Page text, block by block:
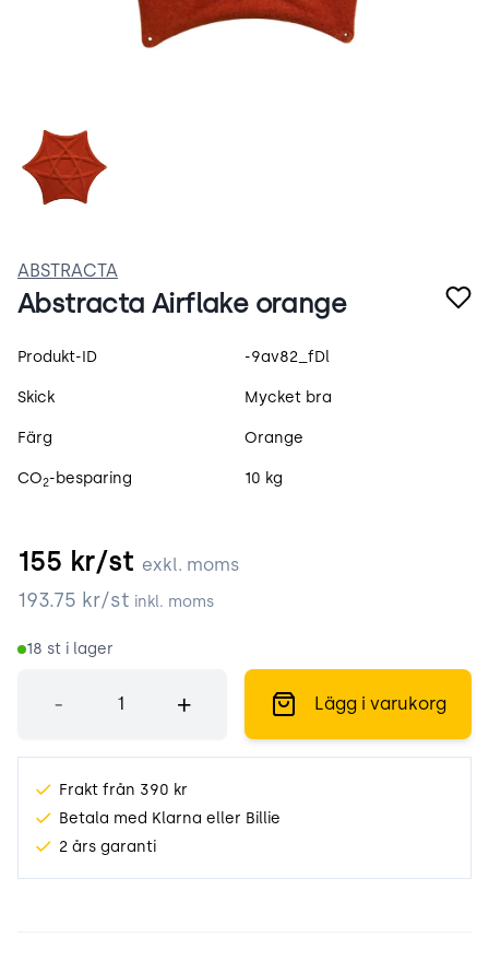
l0QIibTlch0y.webp
ABSTRACTA
Abstracta Airflake orange
Produktspecifikation
Produkt-ID -9av82_fDl
Skick Mycket bra
Färg Orange
CO2-besparing 10 kg
155 kr/st exkl. moms
193.75 kr/st inkl. moms
18 st i lager
- + Lägg i varukorg
Frakt från 390 kr
Betala med Klarna eller Billie
2 års garanti